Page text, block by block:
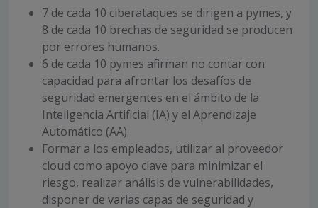
7 de cada 10 ciberataques se dirigen a pymes, y
8 de cada 10 brechas de seguridad se producen
por errores humanos.
6 de cada 10 pymes afirman no contar con
capacidad para afrontar los desafíos de
seguridad emergentes en el ámbito de la
Inteligencia Artificial (IA) y el Aprendizaje
Automático (AA).
Formar a los empleados, utilizar al proveedor
cloud como apoyo clave para minimizar el
riesgo, realizar análisis de vulnerabilidades,
disponer de varias capas de seguridad y